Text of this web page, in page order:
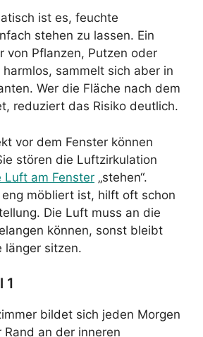
ist es, feuchte
stehen zu lassen. Ein
von Pflanzen, Putzen oder
sammelt sich aber in
Wer die Fläche nach dem
reduziert das Risiko deutlich.
vor dem Fenster können
stören die Luftzirkulation
Luft am Fenster „stehen“.
eng möbliert ist, hilft oft schon
Die Luft muss an die
können, sonst bleibt
länger sitzen.
1
bildet sich jeden Morgen
Rand an der inneren